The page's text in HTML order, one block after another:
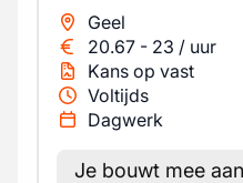
Geel
20.67 - 23 / uur
Kans op vast
Voltijds
Dagwerk
Je bouwt mee